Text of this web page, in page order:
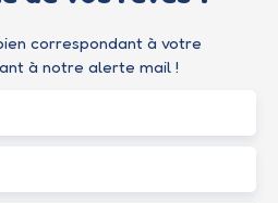
correspondant à votre
à notre alerte mail !